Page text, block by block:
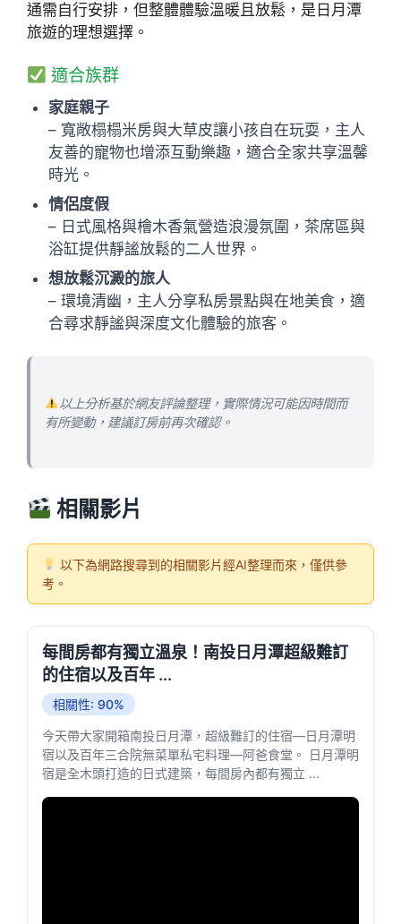
通需自行安排，但整體體驗溫暖且放鬆，是日月潭
旅遊的理想選擇。
適合族群
家庭親子
– 寬敞榻榻米房與大草皮讓小孩自在玩耍，主人
友善的寵物也增添互動樂趣，適合全家共享溫馨
時光。
情侶度假
– 日式風格與檜木香氣營造浪漫氛圍，茶席區與
浴缸提供靜謐放鬆的二人世界。
想放鬆沉澱的旅人
– 環境清幽，主人分享私房景點與在地美食，適
合尋求靜謐與深度文化體驗的旅客。
以上分析基於網友評論整理，實際情況可能因時間而
有所變動，建議訂房前再次確認。
相關影片
以下為網路搜尋到的相關影片經AI整理而來，僅供參
考。
每間房都有獨立溫泉！南投日月潭超級難訂
的住宿以及百年 ...
相關性: 90%
今天帶大家開箱南投日月潭，超級難訂的住宿—日月潭明
宿以及百年三合院無菜單私宅料理—阿爸食堂。 日月潭明
宿是全木頭打造的日式建築，每間房內都有獨立 ...